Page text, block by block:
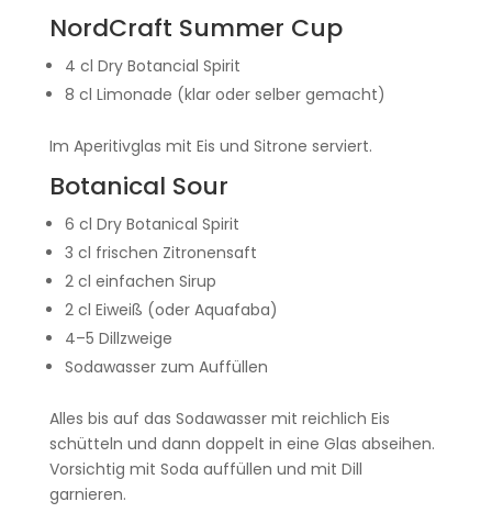
NordCraft Summer Cup
4 cl Dry Botancial Spirit
8 cl Limonade (klar oder selber gemacht)
Im Aperitivglas mit Eis und Sitrone serviert.
Botanical Sour
6 cl Dry Botanical Spirit
3 cl frischen Zitronensaft
2 cl einfachen Sirup
2 cl Eiweiß (oder Aquafaba)
4–5 Dillzweige
Sodawasser zum Auffüllen
Alles bis auf das Sodawasser mit reichlich Eis
schütteln und dann doppelt in eine Glas abseihen.
Vorsichtig mit Soda auffüllen und mit Dill
garnieren.